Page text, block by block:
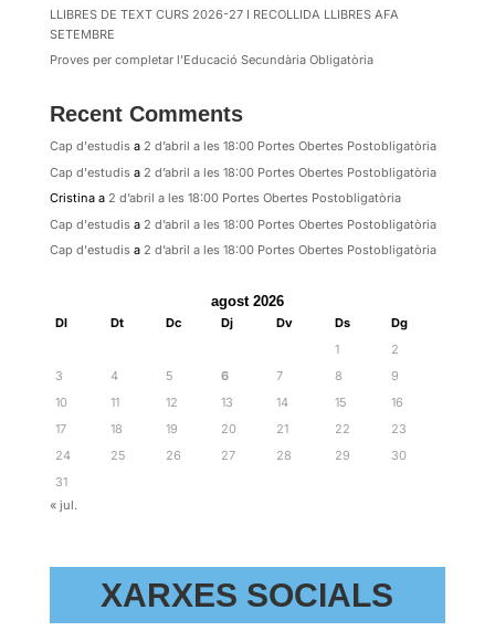
LLIBRES DE TEXT CURS 2026-27 I RECOLLIDA LLIBRES AFA
SETEMBRE
Proves per completar l’Educació Secundària Obligatòria
Recent Comments
Cap d'estudisa 2 d’abril a les 18:00 Portes Obertes Postobligatòria
Cap d'estudisa 2 d’abril a les 18:00 Portes Obertes Postobligatòria
Cristinaa 2 d’abril a les 18:00 Portes Obertes Postobligatòria
Cap d'estudisa 2 d’abril a les 18:00 Portes Obertes Postobligatòria
Cap d'estudisa 2 d’abril a les 18:00 Portes Obertes Postobligatòria
agost 2026
Dl Dt Dc Dj Dv Ds
Dg
1
2
3
4 5 6 7 8
9
10
11 12 13 14 15
16
17
18 19 20 21 22
23
24
25 26 27 28 29
30
31
« jul.
XARXES SOCIALS